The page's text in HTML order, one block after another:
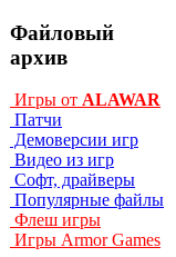
Файловый
архив
Игры от ALAWAR
Патчи
Демоверсии игр
Видео из игр
Софт, драйверы
Популярные файлы
Флеш игры
Игры Armor Games